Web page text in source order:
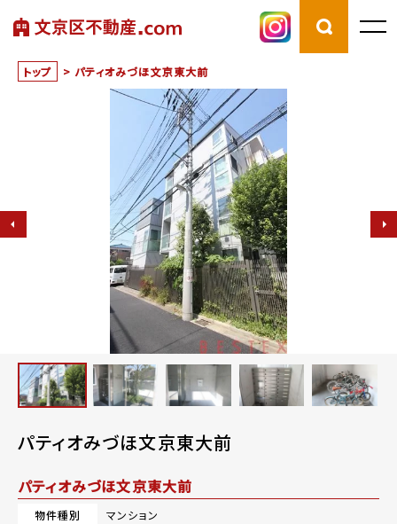
トップ > パティオみづほ文京東大前
パティオみづほ文京東大前
パティオみづほ文京東大前
物件種別
マンション